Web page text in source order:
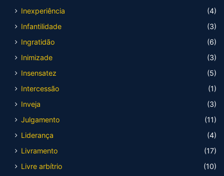
Inexperiência
(4)
Infantilidade
(3)
Ingratidão
(6)
Inimizade
(3)
Insensatez
(5)
Intercessão
(1)
Inveja
(3)
Julgamento
(11)
Liderança
(4)
Livramento
(17)
Livre arbítrio
(10)